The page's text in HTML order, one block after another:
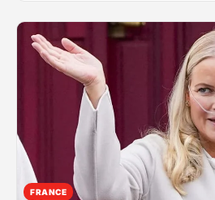
FRANCE